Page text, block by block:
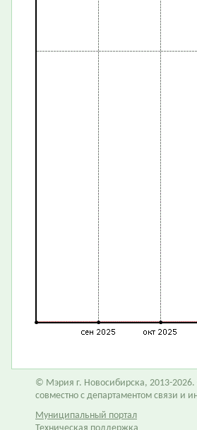
© Мэрия г. Новосибирска, 2013-
совместно с департаментом связи и
Муниципальный портал